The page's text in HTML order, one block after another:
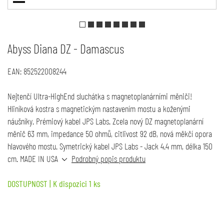
Abyss Diana DZ - Damascus
EAN:852522008244
Nejtenčí Ultra-HighEnd sluchátka s magnetoplanárními měniči!
Hliníková kostra s magnetickým nastavením mostu a koženými
náušníky. Prémiový kabel JPS Labs. Zcela nový DZ magnetoplanární
měnič 63 mm, impedance 50 ohmů, citlivost 92 dB, nová měkčí opora
hlavového mostu. Symetrický kabel JPS Labs - Jack 4.4 mm, délka 150
cm. MADE IN USA
Podrobný popis produktu
DOSTUPNOST | K dispozici 1 ks